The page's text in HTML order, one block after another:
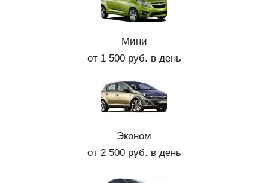
Мини
от 1 500 руб. в день
Эконом
от 2 500 руб. в день